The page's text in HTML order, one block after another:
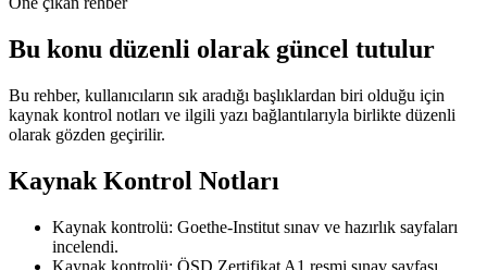
Bu konu düzenli olarak güncel tutulur
Bu rehber, kullanıcıların sık aradığı başlıklardan biri olduğu için
kaynak kontrol notları ve ilgili yazı bağlantılarıyla birlikte düzenli
olarak gözden geçirilir.
Kaynak Kontrol Notları
Kaynak kontrolü: Goethe-Institut sınav ve hazırlık sayfaları
incelendi.
Kaynak kontrolü: ÖSD Zertifikat A1 resmi sınav sayfası